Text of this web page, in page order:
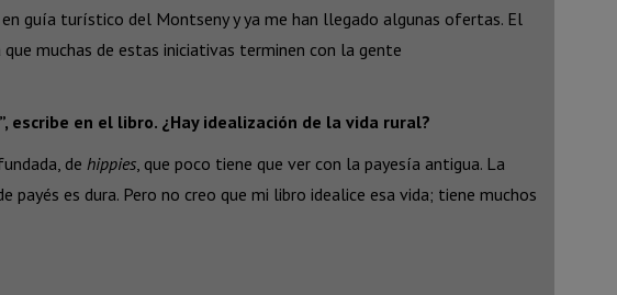
guía turístico del Montseny y ya me han llegado algunas ofertas. El
muchas de estas iniciativas terminen con la gente
en el libro. ¿Hay idealización de la vida rural?
de hippies , que poco tiene que ver con la payesía antigua. La
es dura. Pero no creo que mi libro idealice esa vida; tiene muchos